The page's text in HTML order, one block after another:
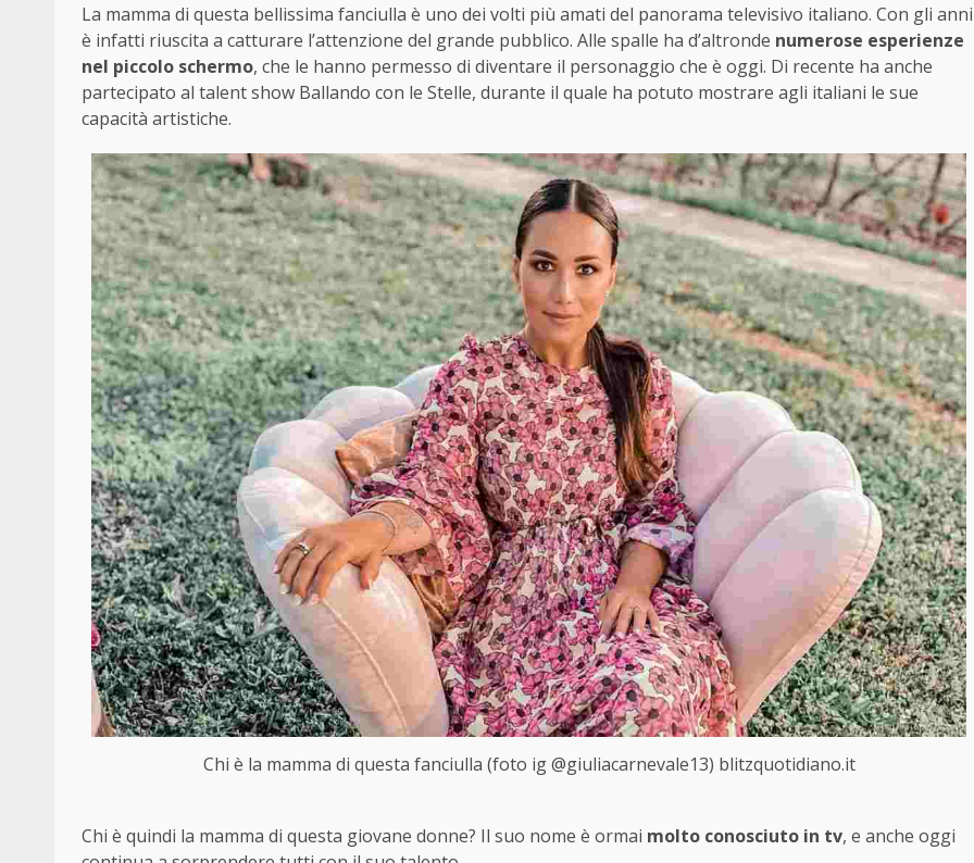
La mamma di questa bellissima fanciulla è uno dei volti più amati del panorama televisivo italiano. Con gli anni
è infatti riuscita a catturare l’attenzione del grande pubblico. Alle spalle ha d’altronde numerose esperienze
nel piccolo schermo, che le hanno permesso di diventare il personaggio che è oggi. Di recente ha anche
partecipato al talent show Ballando con le Stelle, durante il quale ha potuto mostrare agli italiani le sue
capacità artistiche.
Chi è la mamma di questa fanciulla (foto ig @giuliacarnevale13) blitzquotidiano.it
Chi è quindi la mamma di questa giovane donne? Il suo nome è ormai molto conosciuto in tv, e anche oggi